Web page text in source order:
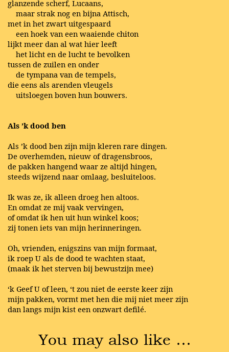
glanzende scherf, Lucaans,
maar strak nog en bijna Attisch,
met in het zwart uitgespaard
een hoek van een waaiende chiton
lijkt meer dan al wat hier leeft
het licht en de lucht te bevolken
tussen de zuilen en onder
de tympana van de tempels,
die eens als arenden vleugels
uitsloegen boven hun bouwers.
Als ’k dood ben
Als ’k dood ben zijn mijn kleren rare dingen.
De overhemden, nieuw of dragensbroos,
de pakken hangend waar ze altijd hingen,
steeds wijzend naar omlaag, besluiteloos.
Ik was ze, ik alleen droeg hen altoos.
En omdat ze mij vaak vervingen,
of omdat ik hen uit hun winkel koos;
zij tonen iets van mijn herinneringen.
Oh, vrienden, enigszins van mijn formaat,
ik roep U als de dood te wachten staat,
(maak ik het sterven bij bewustzijn mee)
‘k Geef U of leen, ‘t zou niet de eerste keer zijn
mijn pakken, vormt met hen die mij niet meer zijn
dan langs mijn kist een onzwart defilé.
You may also like …